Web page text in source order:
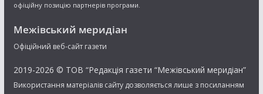
офіційну позицію партнерів програми.
Межівський меридіан
Офіційний веб-сайт газети
2019-2026 © ТОВ “Редакція газети “Межівський меридіан”
Використання матеріалів сайту дозволяється лише з посиланням